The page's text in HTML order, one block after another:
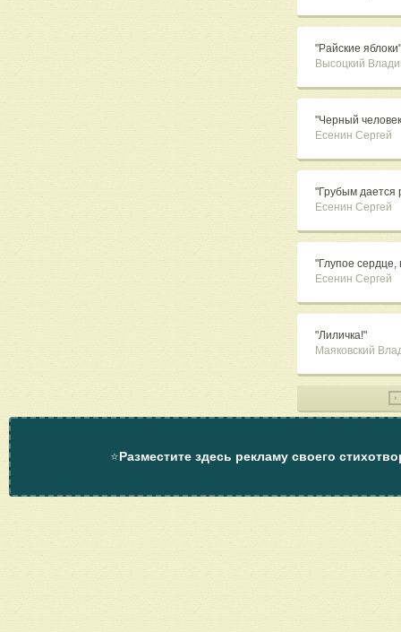
"Райские яблоки"
Высоцкий
"Черный
Есенин Сергей
"Грубым дается
Есенин Сергей
"Глупое сердце,
Есенин Сергей
"Лиличка!"
Маяковский
⭐Разместите здесь рекламу своего